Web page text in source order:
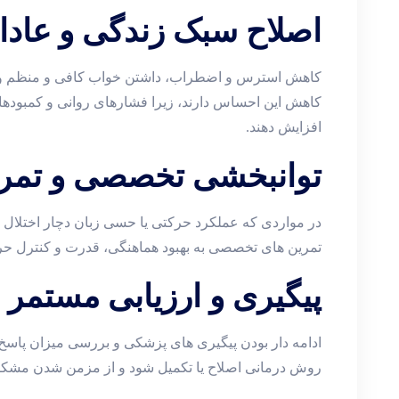
اصلاح سبک زندگی و
کاهش استرس و اضطراب، داشتن خواب کافی و منظم
کاهش این احساس دارند، زیرا فشارهای روانی و
افزایش دهند.
توانبخشی تخصصی و
در مواردی که عملکرد حرکتی یا حسی زبان دچار اختلال
تمرین‌ های تخصصی به بهبود هماهنگی، قدرت و کنترل
پیگیری و ارزیابی
ادامه‌ دار بودن پیگیری ‌های پزشکی و بررسی میزان
روش درمانی اصلاح یا تکمیل شود و از مزمن شدن